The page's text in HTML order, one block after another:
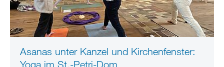
Asanas unter Kanzel und Kirchenfenster:
Yoga im St.-Petri-Dom